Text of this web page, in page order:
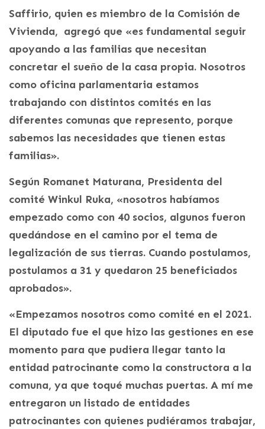
Saffirio, quien es miembro de la Comisión de
Vivienda, agregó que «es fundamental seguir
apoyando a las familias que necesitan
concretar el sueño de la casa propia. Nosotros
como oficina parlamentaria estamos
trabajando con distintos comités en las
diferentes comunas que represento, porque
sabemos las necesidades que tienen estas
familias».
Según Romanet Maturana, Presidenta del
comité Winkul Ruka, «nosotros habíamos
empezado como con 40 socios, algunos fueron
quedándose en el camino por el tema de
legalización de sus tierras. Cuando postulamos,
postulamos a 31 y quedaron 25 beneficiados
aprobados».
«Empezamos nosotros como comité en el 2021.
El diputado fue el que hizo las gestiones en ese
momento para que pudiera llegar tanto la
entidad patrocinante como la constructora a la
comuna, ya que toqué muchas puertas. A mí me
entregaron un listado de entidades
patrocinantes con quienes pudiéramos trabajar,